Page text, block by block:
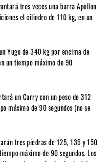
tres veces una barra Apollon
el cilindro de 110 kg, en un
Yugo de 340 kg por encima de
un tiempo máximo de 90
un Carry con un peso de 312
máximo de 90 segundos (no se
tres piedras de 125, 135 y 150
máximo de 90 segundos. Los